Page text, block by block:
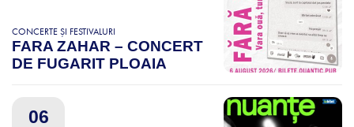
CONCERTE ȘI FESTIVALURI
FARA ZAHAR – CONCERT
DE FUGARIT PLOAIA
06